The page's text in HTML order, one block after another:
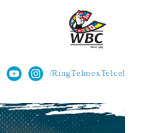
/RingTelmexTelcel